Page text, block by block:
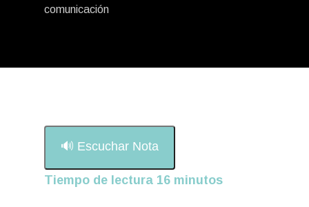
comunicación
🔊 Escuchar Nota
Tiempo de lectura 16 minutos